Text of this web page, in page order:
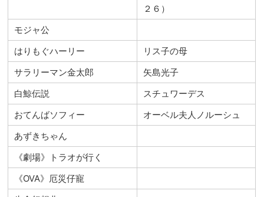
２６）
モジャ公
はりもぐハーリー
リス子の母
サラリーマン金太郎
矢島光子
白鯨伝説
スチュワーデス
おてんばソフィー
オーベル夫人ノルーシュ
あずきちゃん
《劇場》トラオが行く
《OVA》厄災仔寵